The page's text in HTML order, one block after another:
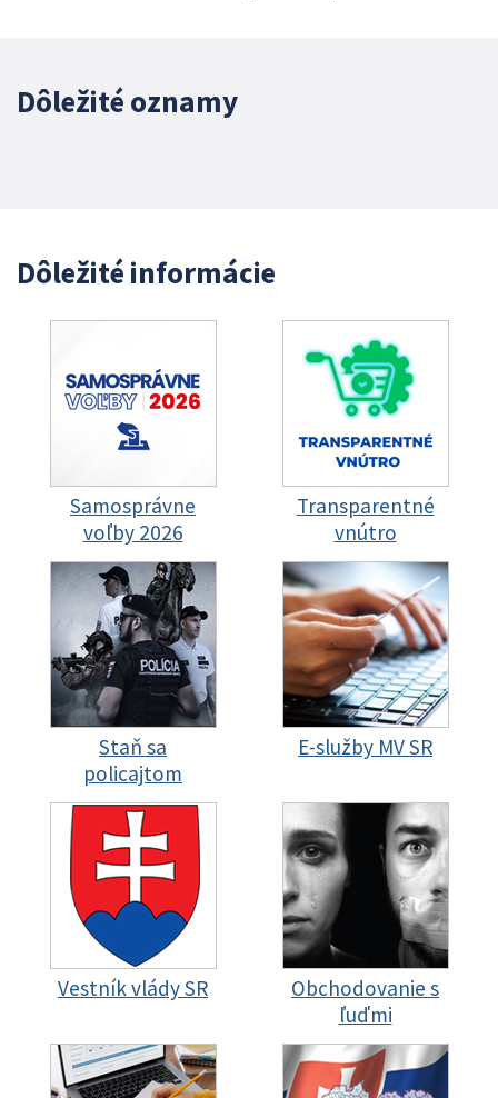
Dôležité oznamy
Dôležité informácie
Samosprávne
voľby 2026
Transparentné
vnútro
Staň sa
policajtom
E-služby MV SR
Vestník vlády SR
Obchodovanie s
ľuďmi